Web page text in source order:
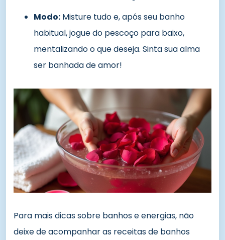
Modo: Misture tudo e, após seu banho
habitual, jogue do pescoço para baixo,
mentalizando o que deseja. Sinta sua alma
ser banhada de amor!
Para mais dicas sobre banhos e energias, não
deixe de acompanhar as receitas de banhos